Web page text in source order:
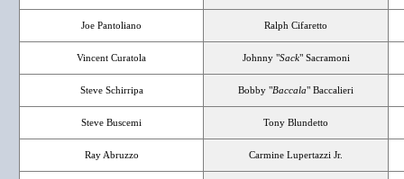
Joe Pantoliano Ralph Cifaretto
Vincent Curatola Johnny "Sack" Sacramoni
Steve Schirripa Bobby "Baccala" Baccalieri
Steve Buscemi Tony Blundetto
Ray Abruzzo Carmine Lupertazzi Jr.